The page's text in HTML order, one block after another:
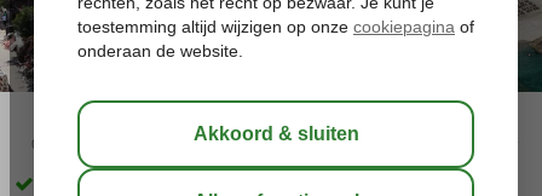
03:45
Op slechts 150 meter van het privéstrand